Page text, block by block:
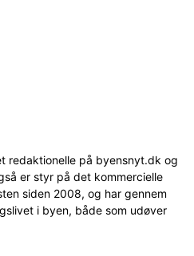
redaktionelle på byensnyt.dk og
er styr på det kommercielle
siden 2008, og har gennem
i byen, både som udøver